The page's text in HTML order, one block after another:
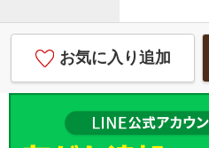
お気に入り追加